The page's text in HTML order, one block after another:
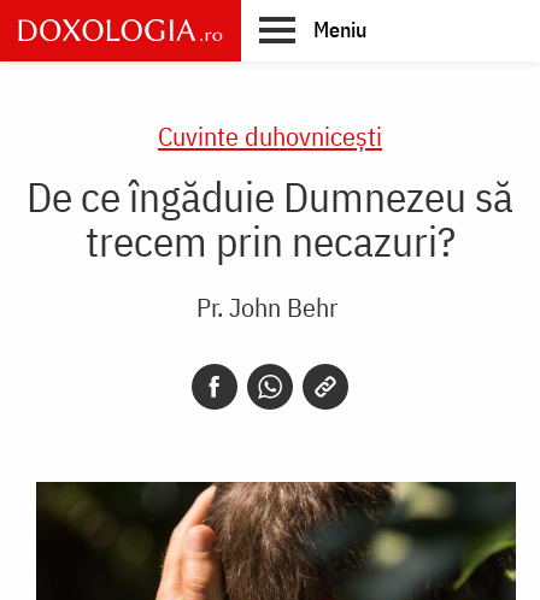
Skip
to
main
Meniu
Cuvinte duhovnicești
De ce îngăduie Dumnezeu să
trecem prin necazuri?
Pr. John Behr